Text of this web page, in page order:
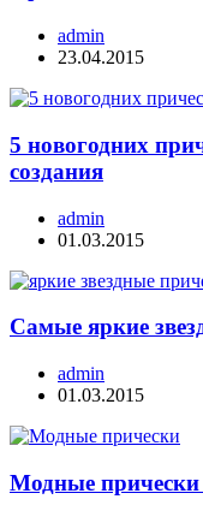
admin
23.04.2015
5 новогодних
создания
admin
01.03.2015
Самые яркие
admin
01.03.2015
Модные